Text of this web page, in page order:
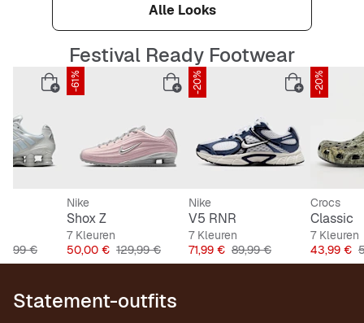
Alle Looks
Festival Ready Footwear
Prijs
€
-61%
Nike
Shox Z
7 Kleuren
Prijs
50,00 € Originele Prijs
129,99 €
-20%
Nike
V5 RNR
7 Kleuren
Prijs
71,99 € Originele Prijs
89,99 €
-20%
Crocs
Classic
7 Kleuren
Prijs
43,99 €
Statement-outfits